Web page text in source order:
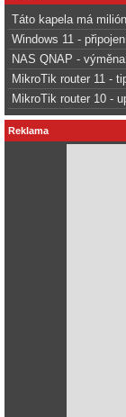
Táto kapela má
Windows 11 -
NAS QNAP -
MikroTik router 11 -
MikroTik router 10 -
Reklama